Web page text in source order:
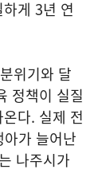
게 3년 연
위기와 달
정책이 실질
다. 실제 전
가 늘어난
나주시가